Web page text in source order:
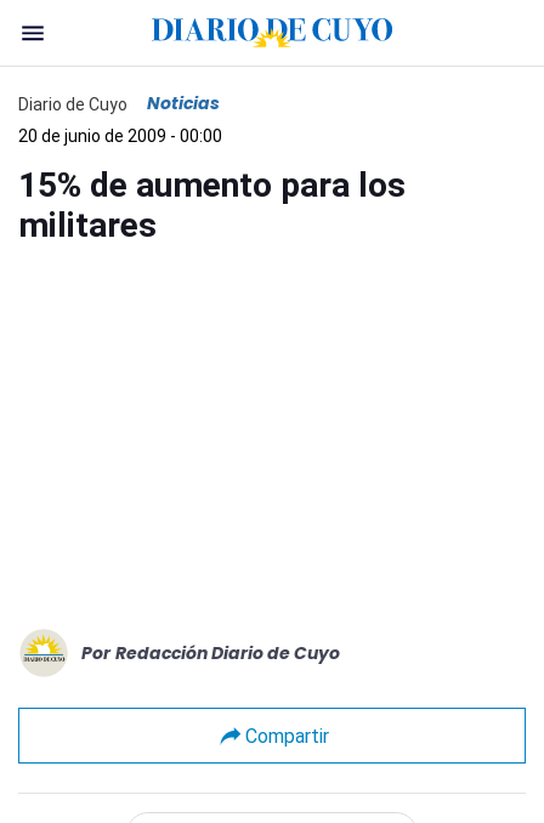
Diario de Cuyo Noticias
20 de junio de 2009 - 00:00
15% de aumento para los
militares
Por Redacción Diario de Cuyo
Compartir